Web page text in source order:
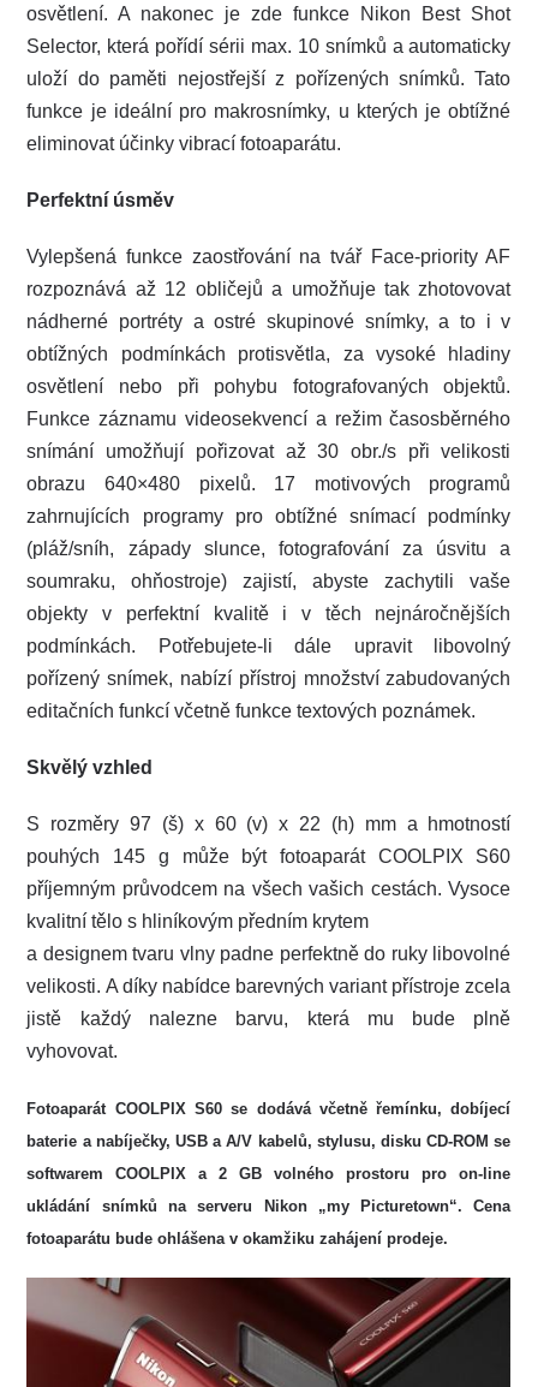
osvětlení. A nakonec je zde funkce Nikon Best Shot
Selector, která pořídí sérii max. 10 snímků a automaticky
uloží do paměti nejostřejší z pořízených snímků. Tato
funkce je ideální pro makrosnímky, u kterých je obtížné
eliminovat účinky vibrací fotoaparátu.
Perfektní úsměv
Vylepšená funkce zaostřování na tvář Face-priority AF
rozpoznává až 12 obličejů a umožňuje tak zhotovovat
nádherné portréty a ostré skupinové snímky, a to i v
obtížných podmínkách protisvětla, za vysoké hladiny
osvětlení nebo při pohybu fotografovaných objektů.
Funkce záznamu videosekvencí a režim časosběrného
snímání umožňují pořizovat až 30 obr./s při velikosti
obrazu 640×480 pixelů. 17 motivových programů
zahrnujících programy pro obtížné snímací podmínky
(pláž/sníh, západy slunce, fotografování za úsvitu a
soumraku, ohňostroje) zajistí, abyste zachytili vaše
objekty v perfektní kvalitě i v těch nejnáročnějších
podmínkách. Potřebujete-li dále upravit libovolný
pořízený snímek, nabízí přístroj množství zabudovaných
editačních funkcí včetně funkce textových poznámek.
Skvělý vzhled
S rozměry 97 (š) x 60 (v) x 22 (h) mm a hmotností
pouhých 145 g může být fotoaparát COOLPIX S60
příjemným průvodcem na všech vašich cestách. Vysoce
kvalitní tělo s hliníkovým předním krytem
a designem tvaru vlny padne perfektně do ruky libovolné
velikosti. A díky nabídce barevných variant přístroje zcela
jistě každý nalezne barvu, která mu bude plně
vyhovovat.
Fotoaparát COOLPIX S60 se dodává včetně řemínku, dobíjecí
baterie a nabíječky, USB a A/V kabelů, stylusu, disku CD-ROM se
softwarem COOLPIX a 2 GB volného prostoru pro on-line
ukládání snímků na serveru Nikon „my Picturetown“. Cena
fotoaparátu bude ohlášena v okamžiku zahájení prodeje.